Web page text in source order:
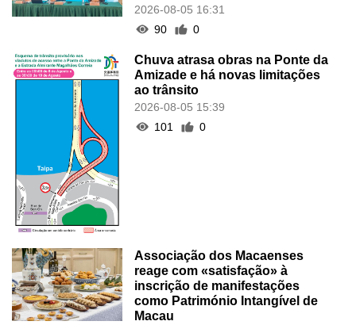
2026-08-05 16:31
90
0
Chuva atrasa obras na Ponte da
Amizade e há novas limitações
ao trânsito
2026-08-05 15:39
101
0
Associação dos Macaenses
reage com «satisfação» à
inscrição de manifestações
como Património Intangível de
Macau